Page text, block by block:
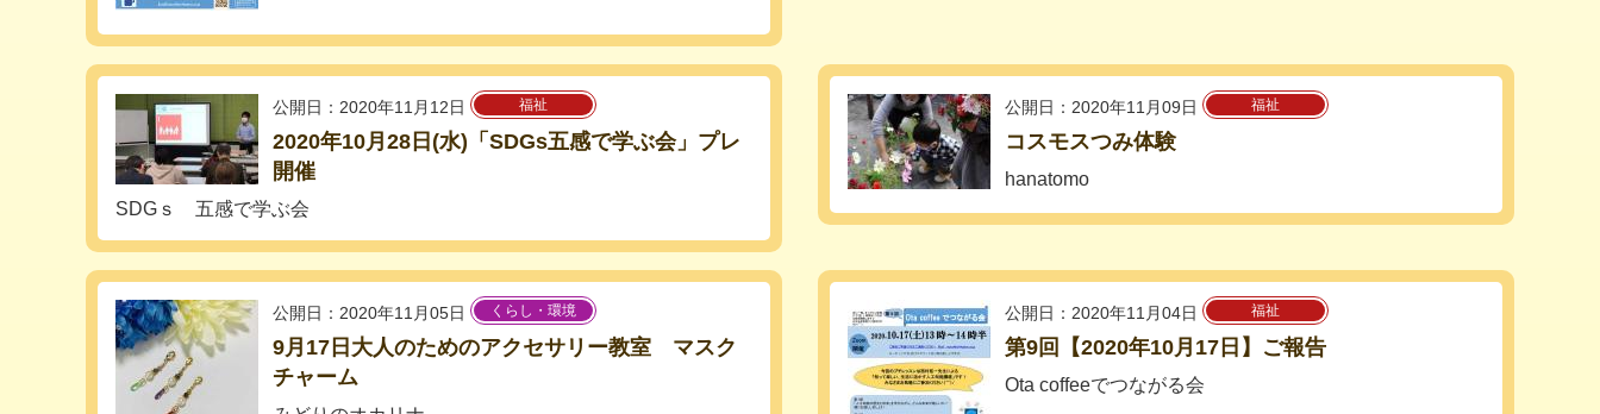
公開日：2020年11月12日 福祉
2020年10月28日(水)「SDGs五感で学ぶ会」プレ
開催
SDGｓ 五感で学ぶ会
公開日：2020年11月09日 福祉
コスモスつみ体験
hanatomo
公開日：2020年11月05日 くらし・環境
9月17日大人のためのアクセサリー教室 マスク
チャーム
公開日：2020年11月04日 福祉
第9回【2020年10月17日】ご報告
Ota coffeeでつながる会